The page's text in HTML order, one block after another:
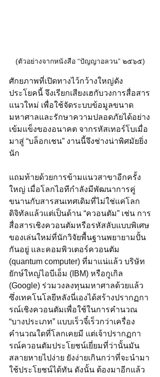
(ตัวอย่างจากหนังสือ “ปัญญาอลวน” ๒๕๖๕)
ศักยภาพที่เปิดทางไว้กว้างใหญ่ดัง
ประโยคนี้ จึงเรียกเสียงเฮกับวงการสื่อสาร
แนวใหม่ เพื่อใช้จัดระบบข้อมูลขนาด
มหาศาลและรักษาความปลอดภัยได้อย่าง
เข้มแข็งของอนาคต จากรหัสเทอร์โบเมื่อ
มาสู่ “บล็อกเชน” งานนี้จึงช่างน่าพิศมัยยิ่ง
นัก
แถมท้ายด้วยการข้ามแนวสาขาอีกครั้ง
ใหญ่ เมื่อโลกไอทีกำลังมีพัฒนาการคู่
ขนานกับสารสนเทศเดิมที่ไม่ใช่แค่โลก
ดิจิทัลแล้วแต่เป็นด้าน “ควอนตัม” เช่น การ
สื่อสารเชิงควอนตัมหรือรหัสลับแบบพิเศษ
ของเล่นใหม่ที่นักวิจัยพื้นฐานพยายามปั้น
กันอยู่ และคอมพิวเตอร์ควอนตัม
(quantum computer) ที่มาแน่แล้ว บริษัท
ยักษ์ใหญ่ไอบีเอ็ม (IBM) หรือกูเกิล
(Google) ร่วมวงลงทุนมหาศาลด้วยแล้ว
ซึ่งเทคโนโลยีหลังนี่เองได้สร้างปรากฏกา
รณ์เชิงควอนตัมเพื่อใช้ในการคำนวณ
“บางประเภท” แบบเร็วจี๋เร็วกว่าเครื่อง
คำนวณใดที่โลกเคยมี แต่เจ้าปรากฏกา
รณ์ควอนตัมประโยชน์เยี่ยมที่ว่านั้นมัน
สลายหายไปง่าย ยังง่ายเกินกว่าที่จะนำมา
ใช้ประโยชน์ได้ทัน ดังนั้น ต้องมาอีกแล้ว